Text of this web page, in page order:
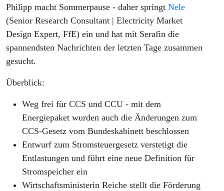
Nullrunde bei
Offshore-
Ausschreibung
Philipp macht Sommerpause - daher springt Nele
(Senior Research Consultant | Electricity Market
Design Expert, FfE) ein und hat mit Serafin die
spannendsten Nachrichten der letzten Tage zusammen
gesucht.
Überblick:
Weg frei für CCS und CCU - mit dem
Energiepaket wurden auch die Änderungen zum
CCS-Gesetz vom Bundeskabinett beschlossen
Entwurf zum Stromsteuergesetz verstetigt die
Entlastungen und führt eine neue Definition für
Stromspeicher ein
Wirtschaftsministerin Reiche stellt die Förderung